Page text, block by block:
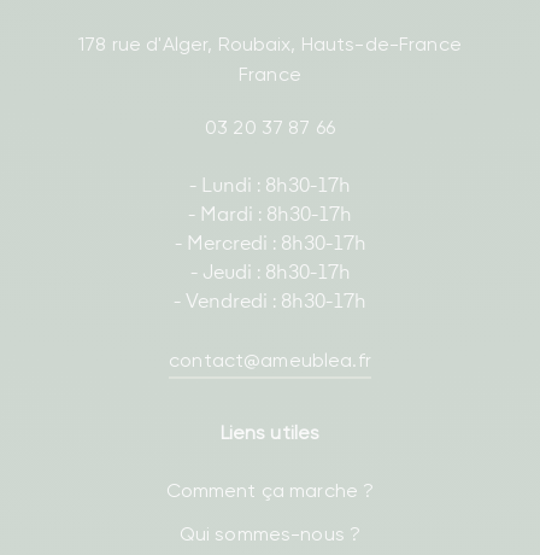
178 rue d'Alger, Roubaix, Hauts-de-France
France
03 20 37 87 66
- Lundi : 8h30-17h
- Mardi : 8h30-17h
- Mercredi : 8h30-17h
- Jeudi : 8h30-17h
- Vendredi : 8h30-17h
contact@ameublea.fr
Liens utiles
Comment ça marche ?
Qui sommes-nous ?